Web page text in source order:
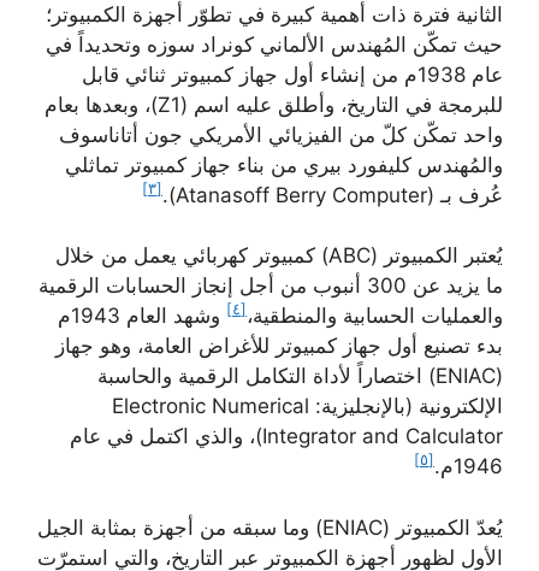
الثانية فترة ذات أهمية كبيرة في تطوّر أجهزة الكمبيوتر؛
حيث تمكّن المُهندس الألماني كونراد سوزه وتحديداً في
عام 1938م من إنشاء أول جهاز كمبيوتر ثنائي قابل
للبرمجة في التاريخ، وأطلق عليه اسم (Z1)، وبعدها بعام
واحد تمكّن كلّ من الفيزيائي الأمريكي جون أتاناسوف
والمُهندس كليفورد بيري من بناء جهاز كمبيوتر تماثلي
عُرف بـ (Atanasoff Berry Computer).
[٣]
يُعتبر الكمبيوتر (ABC) كمبيوتر كهربائي يعمل من خلال
ما يزيد عن 300 أنبوب من أجل إنجاز الحسابات الرقمية
والعمليات الحسابية والمنطقية، [٤]
وشهد العام 1943م
بدء تصنيع أول جهاز كمبيوتر للأغراض العامة، وهو جهاز
(ENIAC) اختصاراً لأداة التكامل الرقمية والحاسبة
الإلكترونية (بالإنجليزية: Electronic Numerical
Integrator and Calculator)، والذي اكتمل في عام
1946م.
[٥]
يُعدّ الكمبيوتر (ENIAC) وما سبقه من أجهزة بمثابة الجيل
الأول لظهور أجهزة الكمبيوتر عبر التاريخ، والتي استمرّت